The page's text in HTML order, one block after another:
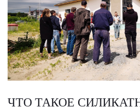
ЧТО ТАКОЕ